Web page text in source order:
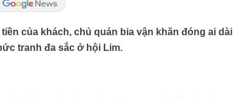
của khách, chủ quán bia vận khăn đóng ai dài
tranh đa sắc ở hội Lim.